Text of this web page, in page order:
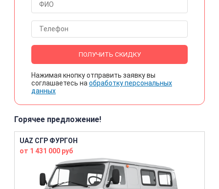
ПОЛУЧИТЬ СКИДКУ
Нажимая кнопку отправить заявку вы
соглашаетесь на обработку персональных
данных
Горячее предложение!
UAZ СГР ФУРГОН
от 1 431 000 руб